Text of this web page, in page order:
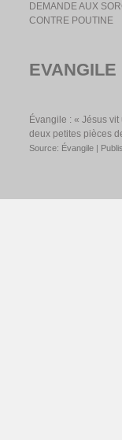
DEMANDE AUX
CONTRE POUTINE
Évangile : « Jésus
deux petites pièces
Source: Évangile